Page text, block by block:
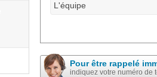
L'équipe
Pour être rappelé
indiquez votre numéro de